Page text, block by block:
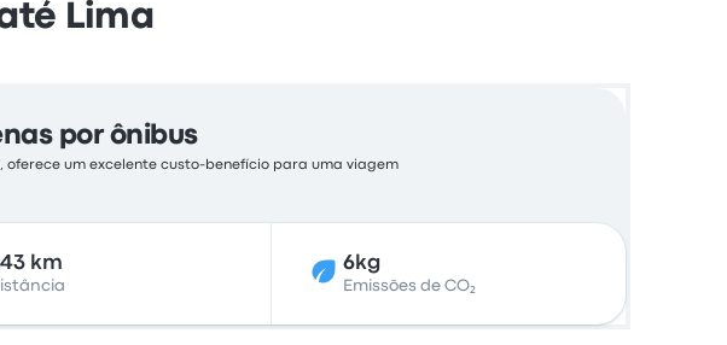
Lima
por ônibus
oferece um excelente custo-benefício para uma viagem
km 6kg
Emissões de CO₂